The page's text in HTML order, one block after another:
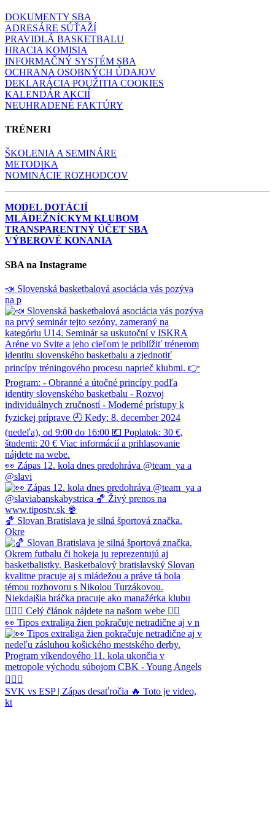
DOKUMENTY SBA
ADRESÁRE SÚŤAŽÍ
PRAVIDLÁ BASKETBALU
HRACIA KOMISIA
INFORMAČNÝ SYSTÉM SBA
OCHRANA OSOBNÝCH ÚDAJOV
DEKLARÁCIA POUŽITIA COOKIES
KALENDÁR AKCIÍ
NEUHRADENÉ FAKTÚRY
TRÉNERI
ŠKOLENIA A SEMINÁRE
METODIKA
NOMINÁCIE ROZHODCOV
MODEL DOTÁCIÍ
MLÁDEŽNÍCKYM KLUBOM
TRANSPARENTNÝ ÚČET SBA
VÝBEROVÉ KONANIA
SBA na Instagrame
📣 Slovenská basketbalová asociácia vás pozýva
na p
👀 Zápas 12. kola dnes predohráva @team_ya a
@slavi
🏀 Slovan Bratislava je silná športová značka.
Okre
👀 Tipos extraliga žien pokračuje netradične aj v n
SVK vs ESP | Zápas desaťročia 🔥 Toto je video,
kt